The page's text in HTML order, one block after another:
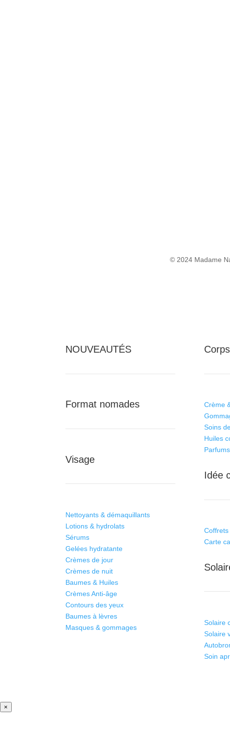
© 2024 Madame
NOUVEAUTÉS
Format nomades
Visage
Nettoyants & démaquillants
Lotions & hydrolats
Sérums
Gelées hydratante
Crèmes de jour
Crèmes de nuit
Baumes & Huiles
Crèmes Anti-âge
Contours des yeux
Baumes à lèvres
Masques & gommages
Corps
Crème
Soins
Huiles
Parfums
Idée
Carte
Solaire
Solaire
Soin
×